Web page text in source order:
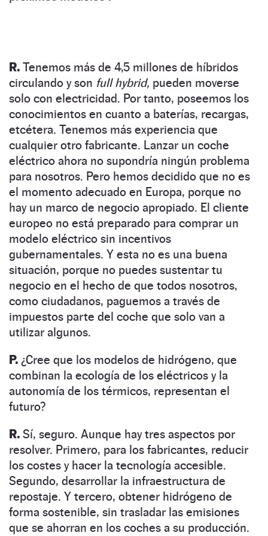
R. Tenemos más de 4,5 millones de híbridos
circulando y son full hybrid, pueden moverse
solo con electricidad. Por tanto, poseemos los
conocimientos en cuanto a baterías, recargas,
etcétera. Tenemos más experiencia que
cualquier otro fabricante. Lanzar un coche
eléctrico ahora no supondría ningún problema
para nosotros. Pero hemos decidido que no es
el momento adecuado en Europa, porque no
hay un marco de negocio apropiado. El cliente
europeo no está preparado para comprar un
modelo eléctrico sin incentivos
gubernamentales. Y esta no es una buena
situación, porque no puedes sustentar tu
negocio en el hecho de que todos nosotros,
como ciudadanos, paguemos a través de
impuestos parte del coche que solo van a
utilizar algunos.
P. ¿Cree que los modelos de hidrógeno, que
combinan la ecología de los eléctricos y la
autonomía de los térmicos, representan el
futuro?
R. Sí, seguro. Aunque hay tres aspectos por
resolver. Primero, para los fabricantes, reducir
los costes y hacer la tecnología accesible.
Segundo, desarrollar la infraestructura de
repostaje. Y tercero, obtener hidrógeno de
forma sostenible, sin trasladar las emisiones
que se ahorran en los coches a su producción.